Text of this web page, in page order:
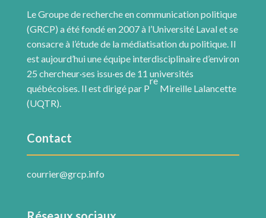
Le Groupe de recherche en communication politique
(GRCP) a été fondé en 2007 à l’Université Laval et se
consacre à l’étude de la médiatisation du politique. Il
est aujourd’hui une équipe interdisciplinaire d’environ
25 chercheur·ses issu·es de 11 universités
québécoises. Il est dirigé par P
re
Mireille Lalancette
(UQTR).
Contact
courrier@grcp.info